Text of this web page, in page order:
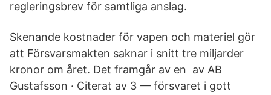
regleringsbrev för samtliga anslag.
Skenande kostnader för vapen och materiel gör
att Försvarsmakten saknar i snitt tre miljarder
kronor om året. Det framgår av en av AB
Gustafsson · Citerat av 3 — försvaret i gott